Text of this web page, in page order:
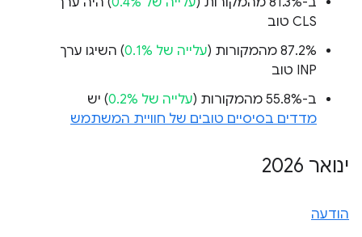
CLS טוב
‫87.2% מהמקורות (
עלייה של 0.1%
) השיגו ערך
INP טוב
ב-55.8% מהמקורות (
עלייה של 0.2%
) יש
מדדים בסיסיים טובים של חוויית המשתמש
ינואר 2026
הודעה